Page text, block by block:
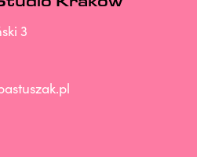
3